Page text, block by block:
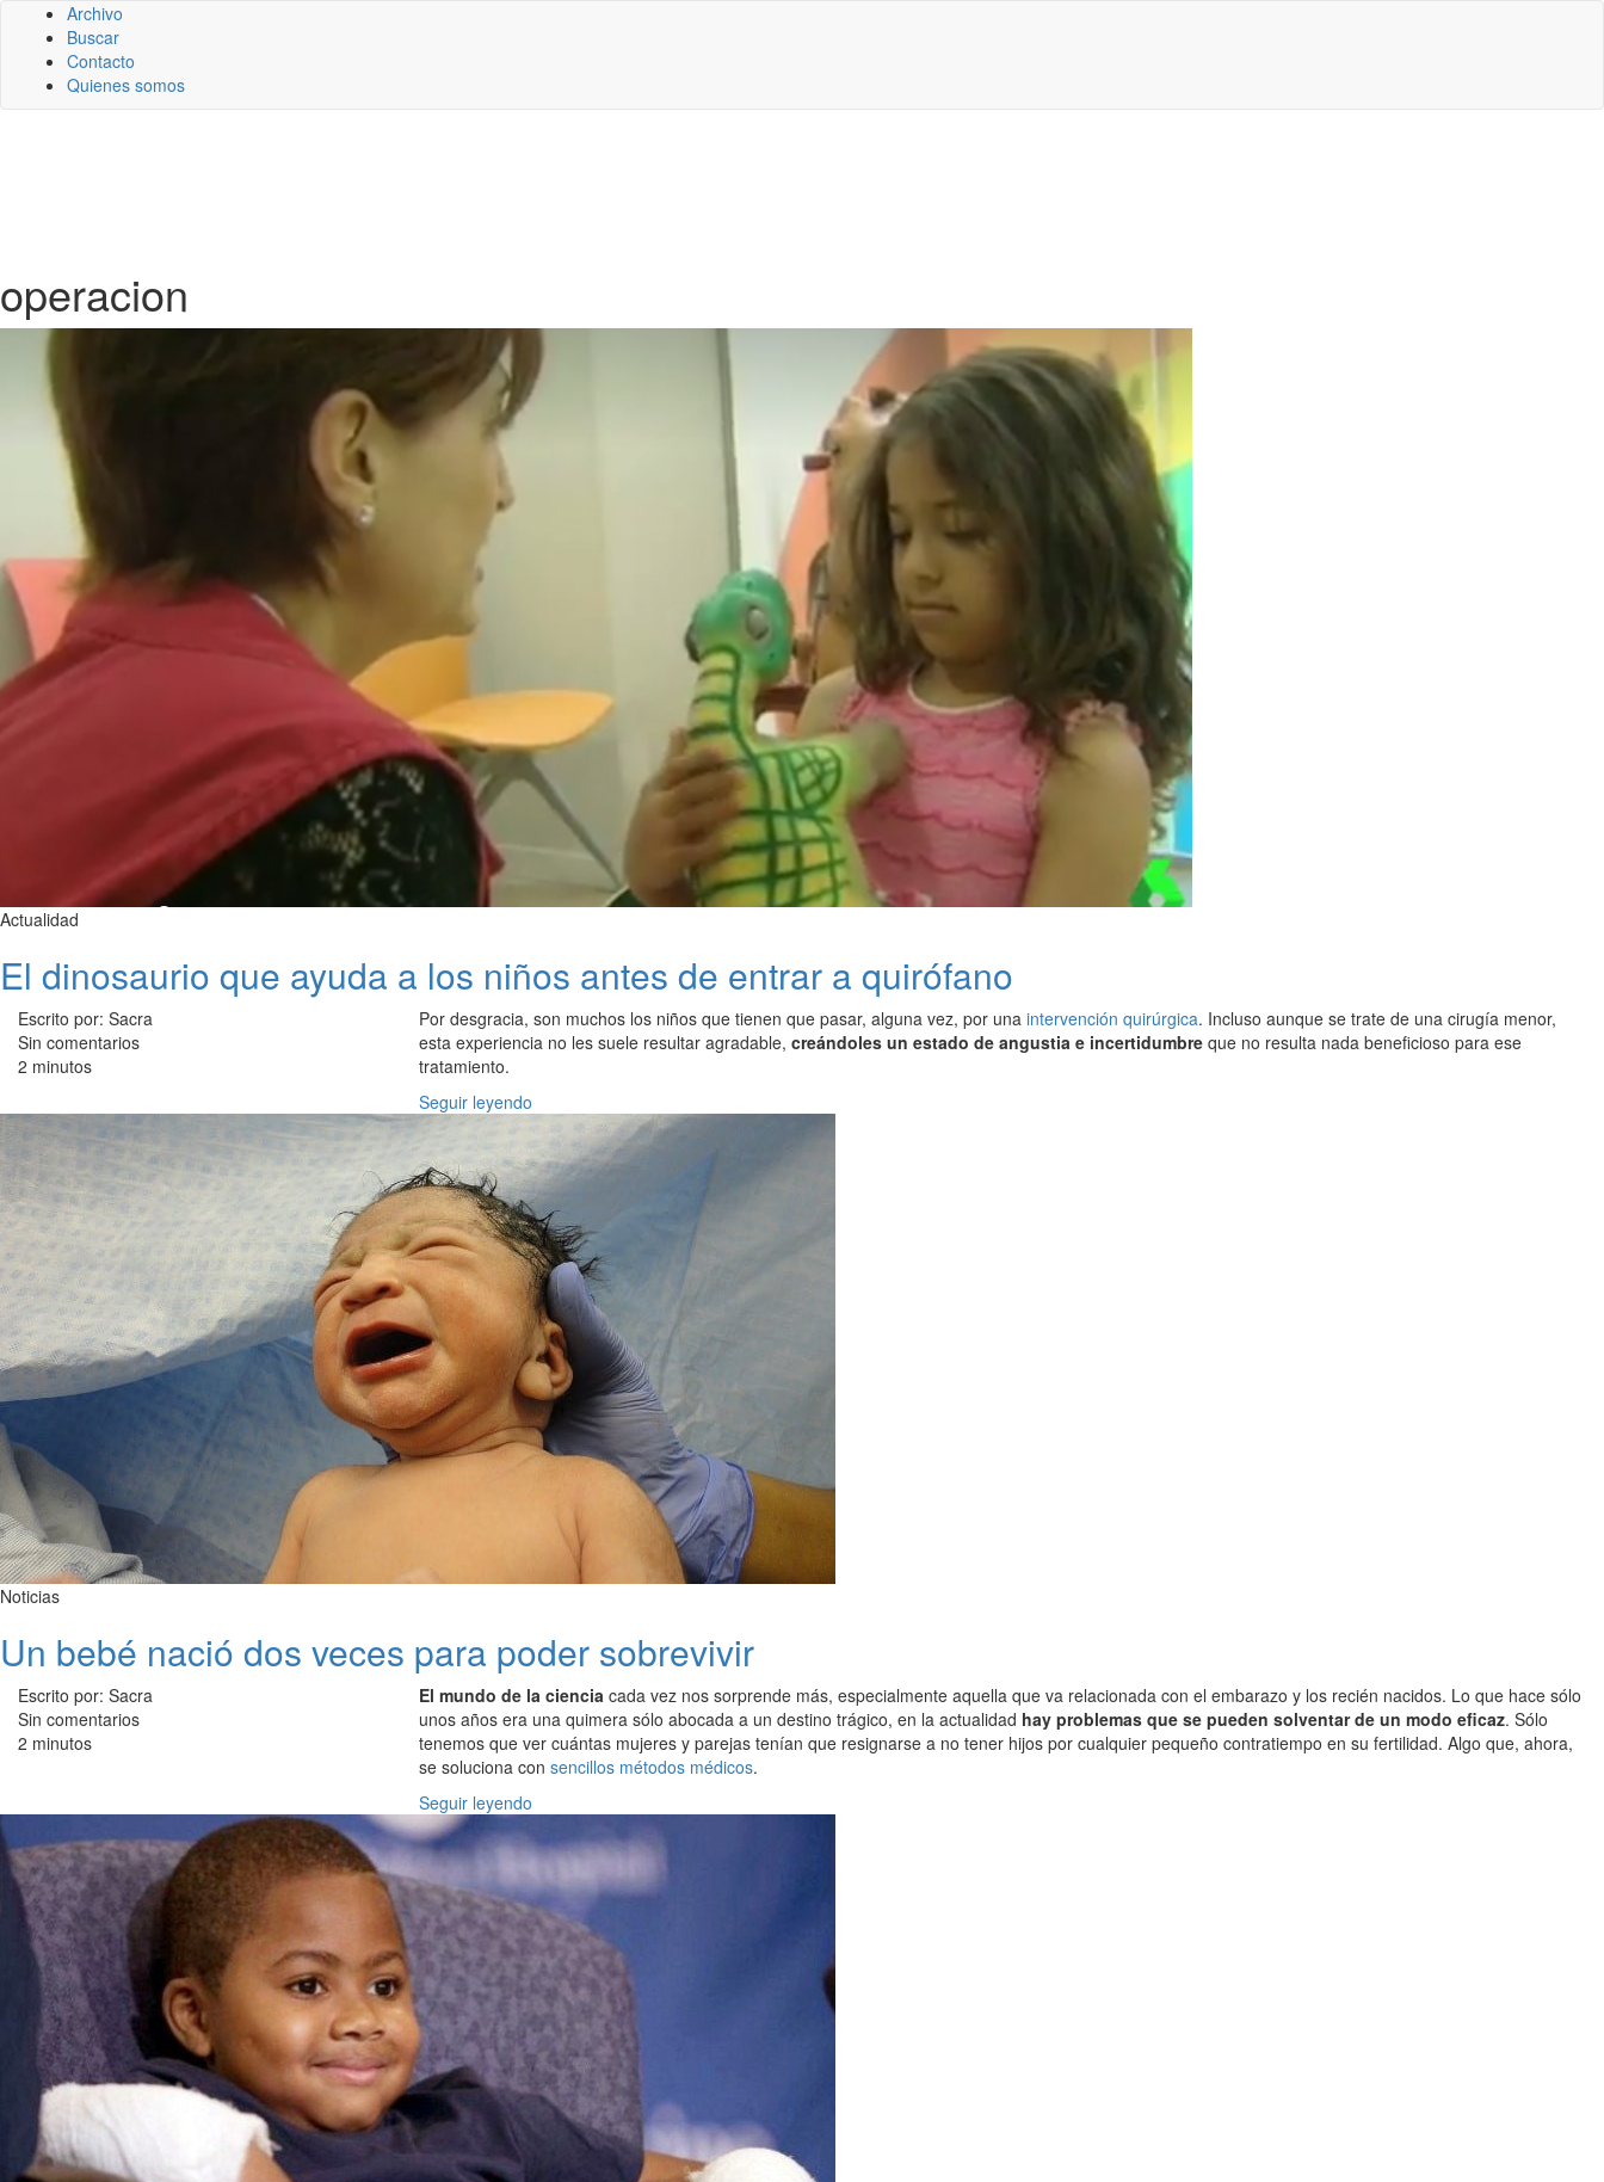
Archivo
Buscar
Contacto
Quienes somos
operacion
Actualidad
El dinosaurio que ayuda a los niños antes de entrar a quirófano
Escrito por: Sacra
Sin comentarios
2 minutos
Por desgracia, son muchos los niños que tienen que pasar, alguna vez, por una intervención quirúrgica. Incluso aunque se trate de una cirugía menor,
esta experiencia no les suele resultar agradable, creándoles un estado de angustia e incertidumbre que no resulta nada beneficioso para ese
tratamiento.
Seguir leyendo
Noticias
Un bebé nació dos veces para poder sobrevivir
Escrito por: Sacra
Sin comentarios
2 minutos
El mundo de la ciencia cada vez nos sorprende más, especialmente aquella que va relacionada con el embarazo y los recién nacidos. Lo que hace sólo
unos años era una quimera sólo abocada a un destino trágico, en la actualidad hay problemas que se pueden solventar de un modo eficaz. Sólo
tenemos que ver cuántas mujeres y parejas tenían que resignarse a no tener hijos por cualquier pequeño contratiempo en su fertilidad. Algo que, ahora,
se soluciona con sencillos métodos médicos.
Seguir leyendo